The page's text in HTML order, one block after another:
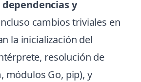
y
cambios triviales en
la inicialización del
resolución de
módulos Go, pip), y